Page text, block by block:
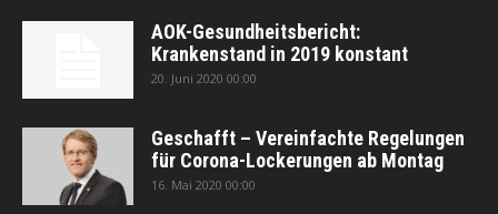
AOK-Gesundheitsbericht:
Krankenstand in 2019 konstant
20. Juni 2020 00:00
Geschafft – Vereinfachte Regelungen
für Corona-Lockerungen ab Montag
16. Mai 2020 00:00